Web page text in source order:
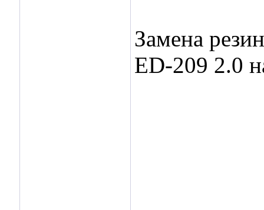
Замена
ED-209 2.0